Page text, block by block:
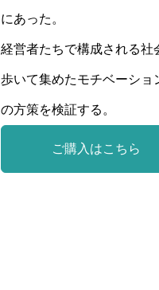
にあった。
経営者たちで構成される社
歩いて集めたモチベーショ
の方策を検証する。
ご購入はこちら